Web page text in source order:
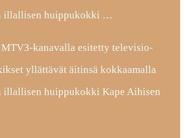
illallisen huippukokki …
kanavalla esitetty televisio-
yllättävät äitinsä kokkaamalla
huippukokki Kape Aihisen